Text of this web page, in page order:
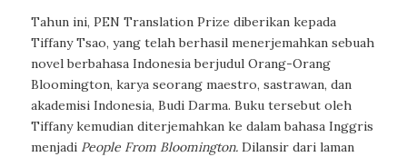
Tahun ini, PEN Translation Prize diberikan kepada
Tiffany Tsao, yang telah berhasil menerjemahkan sebuah
novel berbahasa Indonesia berjudul Orang-Orang
Bloomington, karya seorang maestro, sastrawan, dan
akademisi Indonesia, Budi Darma. Buku tersebut oleh
Tiffany kemudian diterjemahkan ke dalam bahasa Inggris
menjadi People From Bloomington.Dilansir dari laman